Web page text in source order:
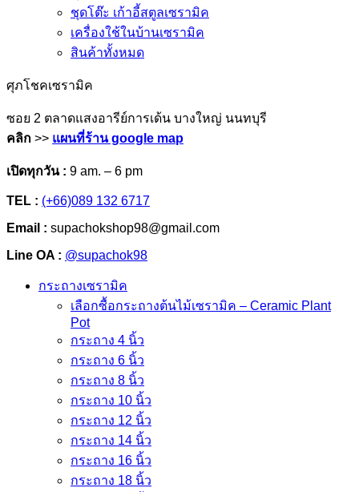
ชุดโต๊ะ เก้าอี้สตูลเซรามิค
เครื่องใช้ในบ้านเซรามิค
สินค้าทั้งหมด
ศุภโชคเซรามิค
ซอย 2 ตลาดแสงอารีย์การเด้น บางใหญ่ นนทบุรี
คลิก >> แผนที่ร้าน google map
เปิดทุกวัน : 9 am. – 6 pm
TEL : (+66)089 132 6717
Email : supachokshop98@gmail.com
Line OA : @supachok98
กระถางเซรามิค
เลือกซื้อกระถางต้นไม้เซรามิค – Ceramic Plant
Pot
กระถาง 4 นิ้ว
กระถาง 6 นิ้ว
กระถาง 8 นิ้ว
กระถาง 10 นิ้ว
กระถาง 12 นิ้ว
กระถาง 14 นิ้ว
กระถาง 16 นิ้ว
กระถาง 18 นิ้ว